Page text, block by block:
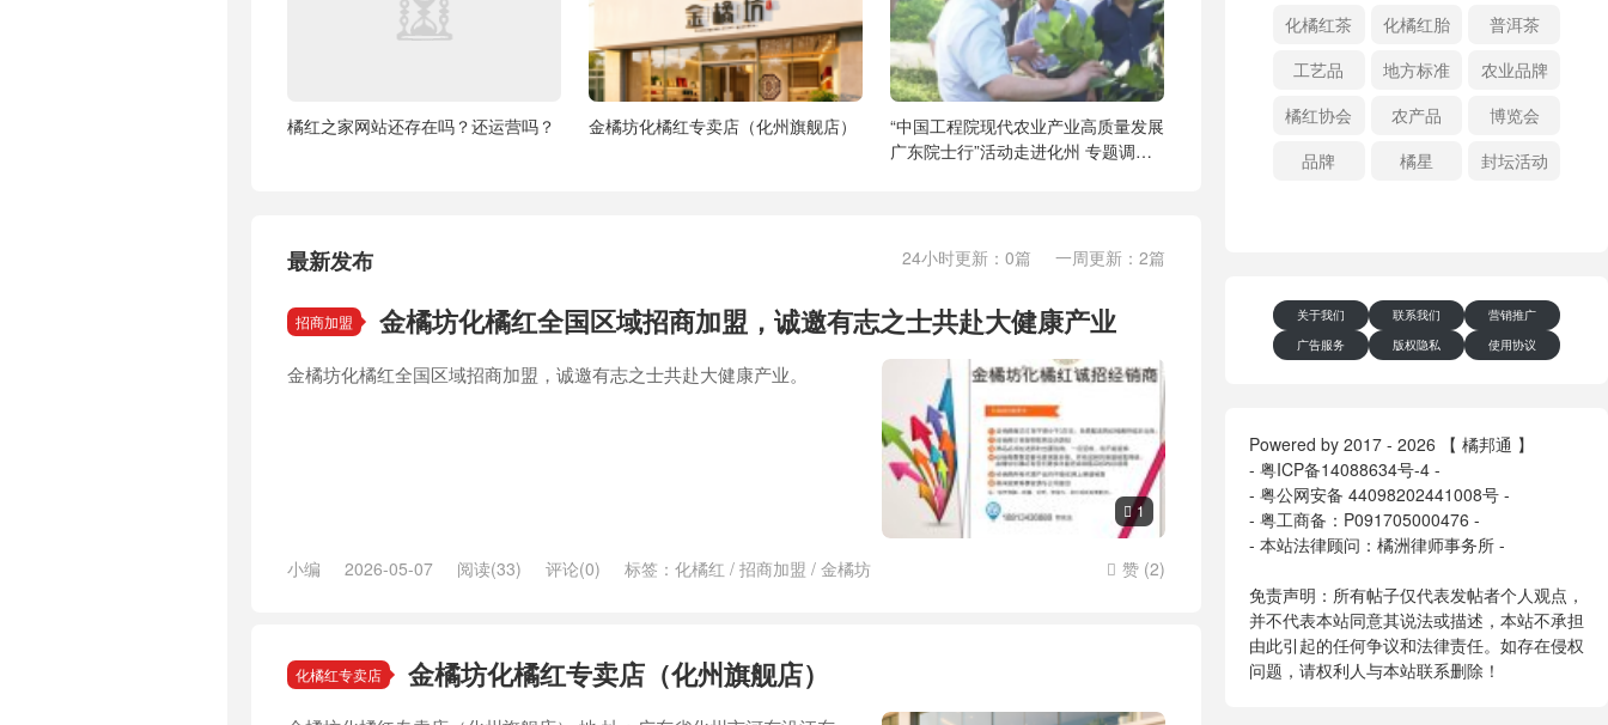
橘红之家网站还存在吗？还运营吗？ 金橘坊化橘红专卖店（化州旗舰店）
“中国工程院现代农业产业高质量发展
广东院士行”活动走进化州 专题调研
24小时更新：0篇 一周更新：2篇
最新发布
招商加盟 金橘坊化橘红全国区域招商加盟，诚邀有志之士共赴大健康产业
 1
金橘坊化橘红全国区域招商加盟，诚邀有志之士共赴大健康产业。
 赞 (2)
小编 2026-05-07 阅读(33) 评论(0) 标签： 化橘红 / 招商加盟 / 金橘坊
化橘红专卖店 金橘坊化橘红专卖店（化州旗舰店）
化橘红茶
化橘红胎
普洱茶
工艺品
地方标准
农业品牌
橘红协会
农产品
博览会
品牌
橘星 封坛活动
关于我们 联系我们
营销推广
广告服务
版权隐私 使用协议
Powered by 2017 - 2026 【 橘邦通 】
- 粤ICP备14088634号-4 -
- 粤公网安备 44098202441008号 -
- 粤工商备：P091705000476 -
- 本站法律顾问：橘洲律师事务所 -
免责声明：所有帖子仅代表发帖者个人观点，
并不代表本站同意其说法或描述，本站不承担
由此引起的任何争议和法律责任。如存在侵权
问题，请权利人与本站联系删除！